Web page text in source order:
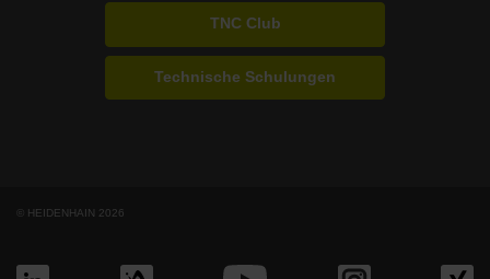
TNC Club
Technische Schulungen
© HEIDENHAIN 2026